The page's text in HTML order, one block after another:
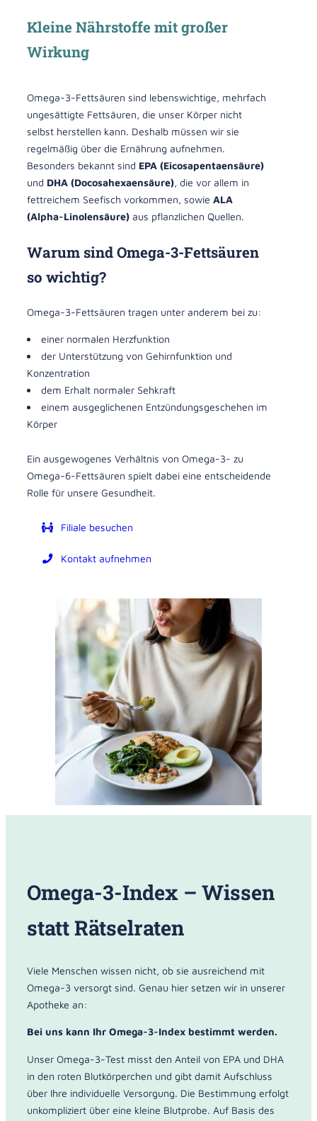
Kleine Nährstoffe mit großer
Wirkung
Omega-3-Fettsäuren sind lebenswichtige, mehrfach
ungesättigte Fettsäuren, die unser Körper nicht
selbst herstellen kann. Deshalb müssen wir sie
regelmäßig über die Ernährung aufnehmen.
Besonders bekannt sind EPA (Eicosapentaensäure)
und DHA (Docosahexaensäure), die vor allem in
fettreichem Seefisch vorkommen, sowie ALA
(Alpha-Linolensäure) aus pflanzlichen Quellen.
Warum sind Omega-3-Fettsäuren
so wichtig?
Omega-3-Fettsäuren tragen unter anderem bei zu:
einer normalen Herzfunktion
der Unterstützung von Gehirnfunktion und
Konzentration
dem Erhalt normaler Sehkraft
einem ausgeglichenen Entzündungsgeschehen im
Körper
Ein ausgewogenes Verhältnis von Omega-3- zu
Omega-6-Fettsäuren spielt dabei eine entscheidende
Rolle für unsere Gesundheit.
Filiale besuchen
Kontakt aufnehmen
Omega-3-Index – Wissen
statt Rätselraten
Viele Menschen wissen nicht, ob sie ausreichend mit
Omega-3 versorgt sind. Genau hier setzen wir in unserer
Apotheke an:
Bei uns kann Ihr Omega-3-Index bestimmt werden.
Unser Omega-3-Test misst den Anteil von EPA und DHA
in den roten Blutkörperchen und gibt damit Aufschluss
über Ihre individuelle Versorgung. Die Bestimmung erfolgt
unkompliziert über eine kleine Blutprobe. Auf Basis des